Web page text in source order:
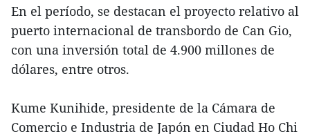
En el período, se destacan el proyecto relativo al
puerto internacional de transbordo de Can Gio,
con una inversión total de 4.900 millones de
dólares, entre otros.
Kume Kunihide, presidente de la Cámara de
Comercio e Industria de Japón en Ciudad Ho Chi